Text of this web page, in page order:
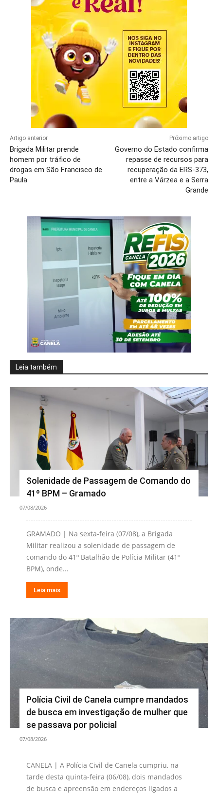
Artigo anterior
Brigada Militar prende
homem por tráfico de
drogas em São Francisco de
Paula
Próximo artigo
Governo do Estado confirma
repasse de recursos para
recuperação da ERS-373,
entre a Várzea e a Serra
Grande
Leia também
Solenidade de Passagem de Comando do
41º BPM – Gramado
07/08/2026
GRAMADO | Na sexta-feira (07/08), a Brigada
Militar realizou a solenidade de passagem de
comando do 41º Batalhão de Polícia Militar (41º
BPM), onde...
Leia mais
Polícia Civil de Canela cumpre mandados
de busca em investigação de mulher que
se passava por policial
07/08/2026
CANELA | A Polícia Civil de Canela cumpriu, na
tarde desta quinta-feira (06/08), dois mandados
de busca e apreensão em endereços ligados a